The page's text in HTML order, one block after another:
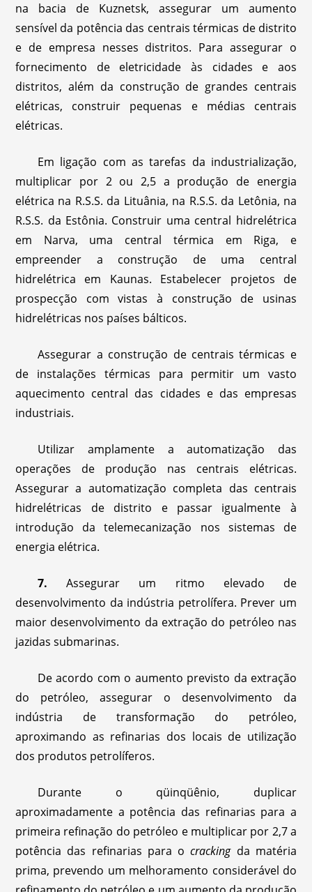
na bacia de Kuznetsk, assegurar um aumento
sensível da potência das centrais térmicas de distrito
e de empresa nesses distritos. Para assegurar o
fornecimento de eletricidade às cidades e aos
distritos, além da construção de grandes centrais
elétricas, construir pequenas e médias centrais
elétricas.
Em ligação com as tarefas da industrialização,
multiplicar por 2 ou 2,5 a produção de energia
elétrica na R.S.S. da Lituânia, na R.S.S. da Letônia, na
R.S.S. da Estônia. Construir uma central hidrelétrica
em Narva, uma central térmica em Riga, e
empreender a construção de uma central
hidrelétrica em Kaunas. Estabelecer projetos de
prospecção com vistas à construção de usinas
hidrelétricas nos países bálticos.
Assegurar a construção de centrais térmicas e
de instalações térmicas para permitir um vasto
aquecimento central das cidades e das empresas
industriais.
Utilizar amplamente a automatização das
operações de produção nas centrais elétricas.
Assegurar a automatização completa das centrais
hidrelétricas de distrito e passar igualmente à
introdução da telemecanização nos sistemas de
energia elétrica.
7. Assegurar um ritmo elevado de
desenvolvimento da indústria petrolífera. Prever um
maior desenvolvimento da extração do petróleo nas
jazidas submarinas.
De acordo com o aumento previsto da extração
do petróleo, assegurar o desenvolvimento da
indústria de transformação do petróleo,
aproximando as refinarias dos locais de utilização
dos produtos petrolíferos.
Durante o qüinqüênio, duplicar
aproximadamente a potência das refinarias para a
primeira refinação do petróleo e multiplicar por 2,7 a
potência das refinarias para ocracking da matéria
prima, prevendo um melhoramento considerável do